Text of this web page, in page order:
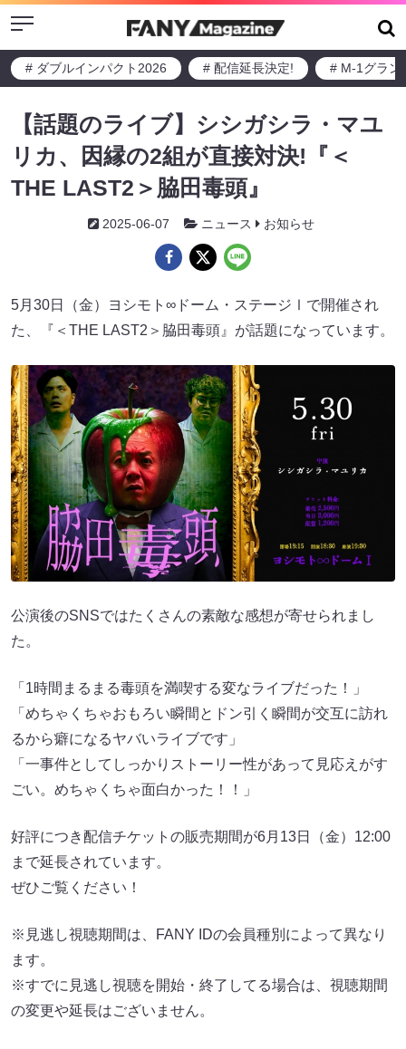
Menu
# ダブルインパクト2026 # 配信延長決定! # M-1グラン
【話題のライブ】シシガシラ・マユ
リカ、因縁の2組が直接対決!『＜
THE LAST2＞脇田毒頭』
2025-06-07 ニュース お知らせ
5月30日（金）ヨシモト∞ドーム・ステージⅠで開催され
た、『＜THE LAST2＞脇田毒頭』が話題になっています。
公演後のSNSではたくさんの素敵な感想が寄せられまし
た。
「1時間まるまる毒頭を満喫する変なライブだった！」
「めちゃくちゃおもろい瞬間とドン引く瞬間が交互に訪れ
るから癖になるヤバいライブです」
「一事件としてしっかりストーリー性があって見応えがす
ごい。めちゃくちゃ面白かった！！」
好評につき配信チケットの販売期間が6月13日（金）12:00
まで延長されています。
ぜひご覧ください！
※見逃し視聴期間は、FANY IDの会員種別によって異なり
ます。
※すでに見逃し視聴を開始・終了してる場合は、視聴期間
の変更や延長はございません。